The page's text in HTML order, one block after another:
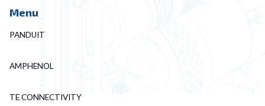
Menu
PANDUIT
AMPHENOL
TE CONNECTIVITY